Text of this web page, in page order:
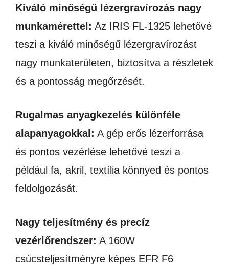
Kiváló minőségű lézergravírozás nagy
munkamérettel: Az IRIS FL-1325 lehetővé
teszi a kiváló minőségű lézergravírozást
nagy munkaterületen, biztosítva a részletek
és a pontosság megőrzését.
Rugalmas anyagkezelés különféle
alapanyagokkal: A gép erős lézerforrása
és pontos vezérlése lehetővé teszi a
például fa, akril, textília könnyed és pontos
feldolgozását.
Nagy teljesítmény és precíz
vezérlőrendszer: A 160W
csúcsteljesítményre képes EFR F6